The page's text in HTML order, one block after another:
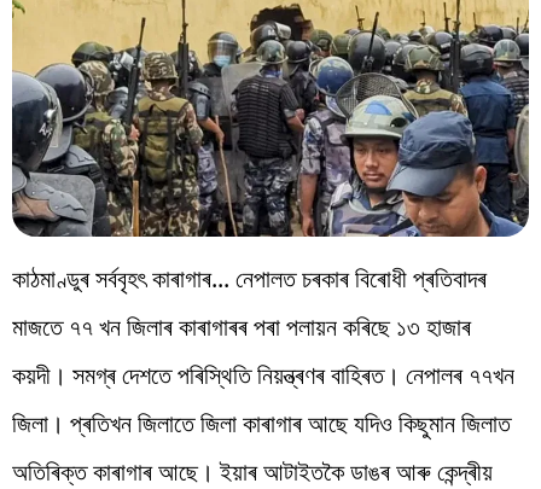
Videos
কাঠমাণ্ডুৰ সৰ্ববৃহৎ কাৰাগাৰ... নেপালত চৰকাৰ বিৰোধী প্ৰতিবাদৰ
মাজতে ৭৭ খন জিলাৰ কাৰাগাৰৰ পৰা পলায়ন কৰিছে ১৩ হাজাৰ
কয়দী। সমগ্ৰ দেশতে পৰিস্থিতি নিয়ন্ত্ৰণৰ বাহিৰত। নেপালৰ ৭৭খন
জিলা। প্ৰতিখন জিলাতে জিলা কাৰাগাৰ আছে যদিও কিছুমান জিলাত
অতিৰিক্ত কাৰাগাৰ আছে। ইয়াৰ আটাইতকৈ ডাঙৰ আৰু কেন্দ্ৰীয়